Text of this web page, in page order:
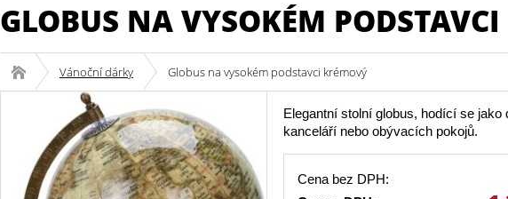
GLOBUS NA VYSOKÉM
Vánoční dárky Globus na vysokém podstavci krémový
Elegantní stolní globus, hodící se jako
kanceláří nebo obývacích pokojů.
Cena bez DPH: